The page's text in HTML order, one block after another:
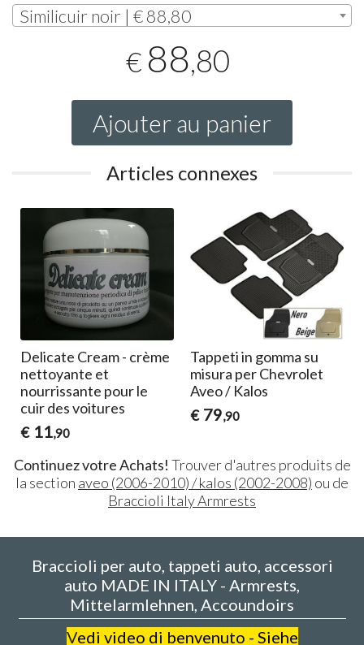
Similicuir noir | € 88,80
€ 88,80
Ajouter au panier
Articles connexes
Delicate Cream - crème
nettoyante et
nourrissante pour le
cuir des voitures
€ 11,90
Tappeti in gomma su
misura per Chevrolet
Aveo / Kalos
€ 79,90
Continuez votre Achats! Trouver d'autres produits de
la section aveo (2006-2010) / kalos (2002-2008) ou de
Braccioli Italy Armrests
Braccioli per auto, tappeti auto, accessori
auto MADE IN ITALY - Armrests,
Mittelarmlehnen, Accoundoirs
Vedi video di benvenuto - Siehe